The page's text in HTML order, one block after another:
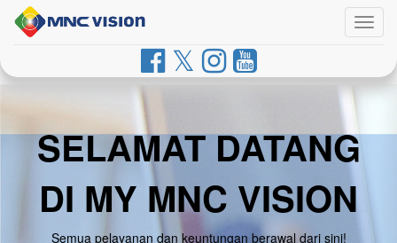
SELAMAT DATANG
DI MY MNC VISION
Semua pelayanan dan keuntungan berawal dari sini!